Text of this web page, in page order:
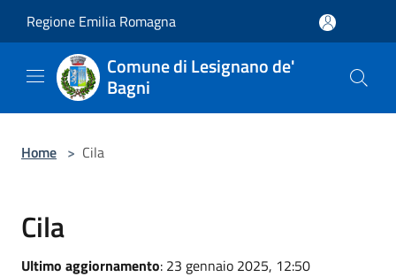
Regione Emilia Romagna
Comune di Lesignano de'
Bagni
Home > Cila
Cila
Ultimo aggiornamento: 23 gennaio 2025, 12:50